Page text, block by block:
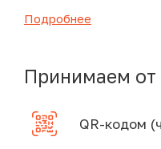
Подробнее
Принимаем от
QR-кодом